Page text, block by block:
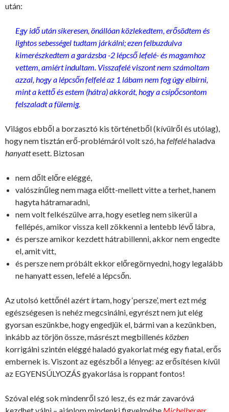
után:
Egy idő után sikeresen, önállóan közlekedtem, erősödtem és
lightos sebességel tudtam járkálni; ezen felbuzdulva
kimerészkedtem a garázsba -2 lépcső lefelé- és magamhoz
vettem, amiért indultam. Visszafelé viszont nem számoltam
azzal, hogy a lépcsőn felfelé az 1 lábam nem fog úgy elbírni,
mint a kettő és estem (hátra) akkorát, hogy a csípőcsontom
felszaladt a fülemig.
Világos ebből a borzasztó kis történetből (kívülről és utólag),
hogy nem tisztán erő-problémáról volt szó, hafelfeléhaladva
hanyattesett. Biztosan
nem dőlt előre eléggé,
valószínűleg nem maga előtt-mellett vitte a terhet, hanem
hagyta hátramaradni,
nem volt felkészülve arra, hogy esetleg nem sikerül a
fellépés, amikor vissza kell zökkenni a lentebb lévő lábra,
és persze amikor kezdett hátrabillenni, akkor nem engedte
el, amit vitt,
és persze nem próbált ekkor előregörnyedni, hogy legalább
ne hanyatt essen, lefelé a lépcsőn.
Az utolsó kettőnél azért írtam, hogy ‘persze’, mert ezt még
egészségesen is nehéz megcsinálni, egyrészt nem jut elég
gyorsan eszünkbe, hogy engedjük el, bármi van a kezünkben,
inkább az törjön össze, másrészt megbillenés közben
korrigálni szintén eléggé haladó gyakorlat még egy fiatal, erős
embernek is. Viszont az egészből a lényeg: az erősítésen kívül
az EGYENSÚLYOZÁS gyakorlása is roppant fontos!
Szóval elég sok mindenről szó lesz, és ez már zavaróvá